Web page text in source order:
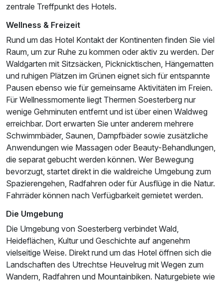
Ausstattung
Für 3 Tage p.P. ab165,00 €
zentrale Treffpunkt des Hotels.
Wellness & Freizeit
Rund um das Hotel Kontakt der Kontinenten finden Sie viel
Raum, um zur Ruhe zu kommen oder aktiv zu werden. Der
Waldgarten mit Sitzsäcken, Picknicktischen, Hängematten
und ruhigen Plätzen im Grünen eignet sich für entspannte
Pausen ebenso wie für gemeinsame Aktivitäten im Freien.
Für Wellnessmomente liegt Thermen Soesterberg nur
wenige Gehminuten entfernt und ist über einen Waldweg
erreichbar. Dort erwarten Sie unter anderem mehrere
Schwimmbäder, Saunen, Dampfbäder sowie zusätzliche
Anwendungen wie Massagen oder Beauty-Behandlungen,
die separat gebucht werden können. Wer Bewegung
bevorzugt, startet direkt in die waldreiche Umgebung zum
Spazierengehen, Radfahren oder für Ausflüge in die Natur.
Fahrräder können nach Verfügbarkeit gemietet werden.
Die Umgebung
Die Umgebung von Soesterberg verbindet Wald,
Heideflächen, Kultur und Geschichte auf angenehm
vielseitige Weise. Direkt rund um das Hotel öffnen sich die
Landschaften des Utrechtse Heuvelrug mit Wegen zum
Wandern, Radfahren und Mountainbiken. Naturgebiete wie